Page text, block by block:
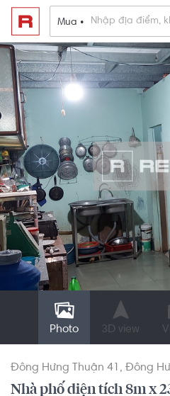
Mua •
Photo 3D view
Đông Hưng Thuận 41 Đông
Nhà phố diện tích 8m x